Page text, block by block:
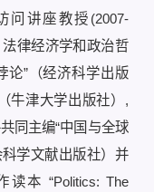
问讲座教授(2007-
律经济学和政治哲
论”（经济科学出版
牛津大学出版社）,
同主编“中国与全球
学文献出版社）并
本 “Politics: The